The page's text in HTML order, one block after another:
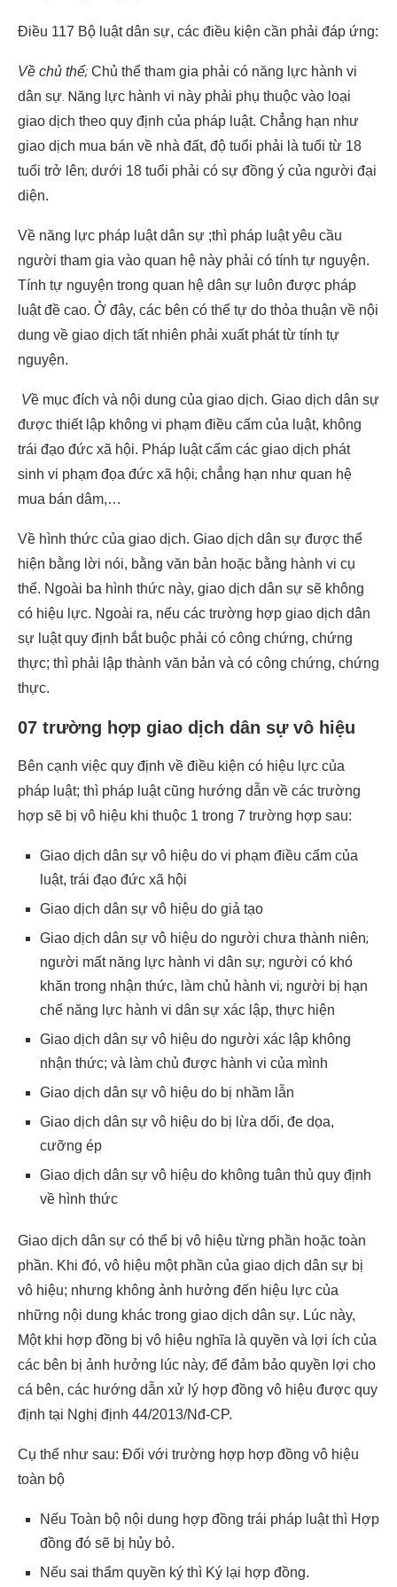
Điều 117 Bộ luật dân sự, các điều kiện cần phải đáp ứng:
Về chủ thể; Chủ thể tham gia phải có năng lực hành vi
dân sự. Năng lực hành vi này phải phụ thuộc vào loại
giao dịch theo quy định của pháp luật. Chẳng hạn như
giao dịch mua bán về nhà đất, độ tuổi phải là tuổi từ 18
tuổi trở lên; dưới 18 tuổi phải có sự đồng ý của người đại
diện.
Về năng lực pháp luật dân sự ;thì pháp luật yêu cầu
người tham gia vào quan hệ này phải có tính tự nguyện.
Tính tự nguyện trong quan hệ dân sự luôn được pháp
luật đề cao. Ở đây, các bên có thể tự do thỏa thuận về nội
dung về giao dịch tất nhiên phải xuất phát từ tính tự
nguyện.
Về mục đích và nội dung của giao dịch. Giao dịch dân sự
được thiết lập không vi phạm điều cấm của luật, không
trái đạo đức xã hội. Pháp luật cấm các giao dịch phát
sinh vi phạm đọa đức xã hội; chẳng hạn như quan hệ
mua bán dâm,…
Về hình thức của giao dịch. Giao dịch dân sự được thể
hiện bằng lời nói, bằng văn bản hoặc bằng hành vi cụ
thể. Ngoài ba hình thức này, giao dịch dân sự sẽ không
có hiệu lực. Ngoài ra, nếu các trường hợp giao dịch dân
sự luật quy định bắt buộc phải có công chứng, chứng
thực; thì phải lập thành văn bản và có công chứng, chứng
thực.
07 trường hợp giao dịch dân sự vô hiệu
Bên cạnh việc quy định về điều kiện có hiệu lực của
pháp luật; thì pháp luật cũng hướng dẫn về các trường
hợp sẽ bị vô hiệu khi thuộc 1 trong 7 trường hợp sau:
Giao dịch dân sự vô hiệu do vi phạm điều cấm của
luật, trái đạo đức xã hội
Giao dịch dân sự vô hiệu do giả tạo
Giao dịch dân sự vô hiệu do người chưa thành niên;
người mất năng lực hành vi dân sự; người có khó
khăn trong nhận thức, làm chủ hành vi; người bị hạn
chế năng lực hành vi dân sự xác lập, thực hiện
Giao dịch dân sự vô hiệu do người xác lập không
nhận thức; và làm chủ được hành vi của mình
Giao dịch dân sự vô hiệu do bị nhầm lẫn
Giao dịch dân sự vô hiệu do bị lừa dối, đe dọa,
cưỡng ép
Giao dịch dân sự vô hiệu do không tuân thủ quy định
về hình thức
Giao dịch dân sự có thể bị vô hiệu từng phần hoặc toàn
phần. Khi đó, vô hiệu một phần của giao dịch dân sự bị
vô hiệu; nhưng không ảnh hưởng đến hiệu lực của
những nội dung khác trong giao dịch dân sự. Lúc này,
Một khi hợp đồng bị vô hiệu nghĩa là quyền và lợi ích của
các bên bị ảnh hưởng lúc này; để đảm bảo quyền lợi cho
cá bên, các hướng dẫn xử lý hợp đồng vô hiệu được quy
định tại Nghị định 44/2013/Nđ-CP.
Cụ thể như sau: Đối với trường hợp hợp đồng vô hiệu
toàn bộ
Nếu Toàn bộ nội dung hợp đồng trái pháp luật thì Hợp
đồng đó sẽ bị hủy bỏ.
Nếu sai thẩm quyền ký thì Ký lại hợp đồng.